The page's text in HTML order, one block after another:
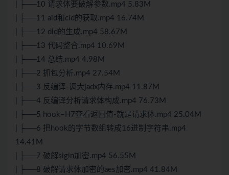
| ├──10 请求体要破解参数.mp4 5.83M
| ├──11 aid和cid的获取.mp4 16.74M
| ├──12 did的生成.mp4 58.67M
| ├──13 代码整合.mp4 10.69M
| ├──14 总结.mp4 4.98M
| ├──2 抓包分析.mp4 27.54M
| ├──3 反编译-调大jadx内存.mp4 11.87M
| ├──4 反编译分析请求体构成.mp4 76.73M
| ├──5 hook–H7查看返回值-就是请求体.mp4 25.04M
| ├──6 把hook的字节数组转成16进制字符串.mp4
14.41M
| ├──7 破解sigin加密.mp4 56.55M
| ├──8 破解请求体加密的aes加密.mp4 41.84M